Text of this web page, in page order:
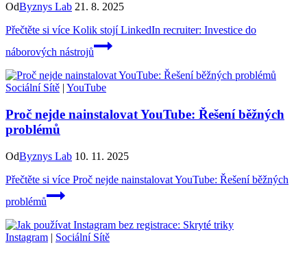
OdByznys Lab 21. 8. 2025
Přečtěte si více Kolik stojí LinkedIn recruiter: Investice do
náborových nástrojů
Sociální Sítě | YouTube
Proč nejde nainstalovat YouTube: Řešení běžných
problémů
OdByznys Lab 10. 11. 2025
Přečtěte si více Proč nejde nainstalovat YouTube: Řešení běžných
problémů
Instagram | Sociální Sítě